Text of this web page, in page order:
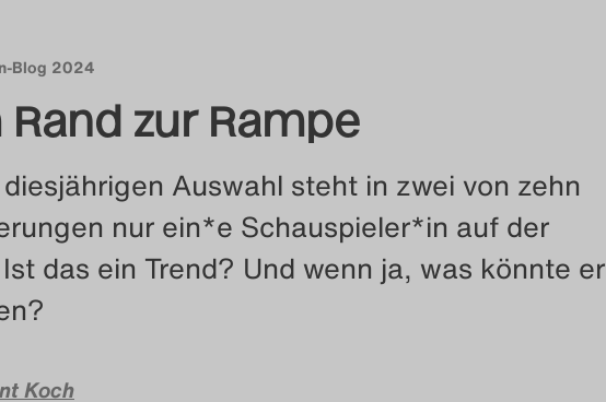
Blog 2024
zur Rampe
Auswahl steht in zwei von zehn
nur ein*e Schauspieler*in auf der
das ein Trend? Und wenn ja, was könnte er
Koch